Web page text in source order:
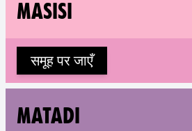
MASISI
समूह पर जाएँ
MATADI